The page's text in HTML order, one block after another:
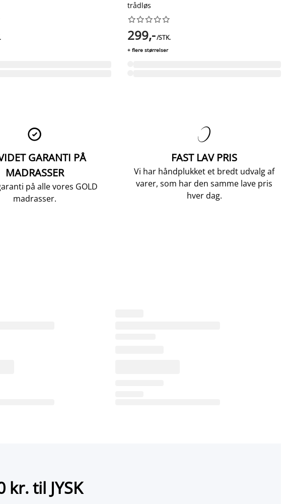
trådløs






299,-/STK.
+ flere størrelser

GARANTI PÅ
MADRASSER
på alle vores GOLD
madrasser.

FAST LAV PRIS
Vi har håndplukket et bredt udvalg af
varer, som har den samme lave pris
hver dag.
til JYSK